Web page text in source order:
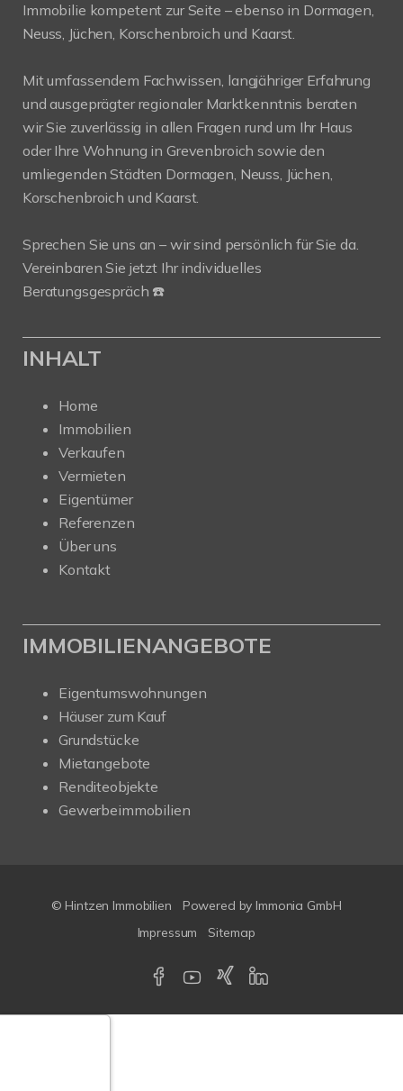
Immobilie kompetent zur Seite – ebenso in Dormagen,
Neuss, Jüchen, Korschenbroich und Kaarst.
Mit umfassendem Fachwissen, langjähriger Erfahrung
und ausgeprägter regionaler Marktkenntnis beraten
wir Sie zuverlässig in allen Fragen rund um Ihr Haus
oder Ihre Wohnung in Grevenbroich sowie den
umliegenden Städten Dormagen, Neuss, Jüchen,
Korschenbroich und Kaarst.
Sprechen Sie uns an – wir sind persönlich für Sie da.
Vereinbaren Sie jetzt Ihr individuelles
Beratungsgespräch ☎️
INHALT
Home
Immobilien
Verkaufen
Vermieten
Eigentümer
Referenzen
Über uns
Kontakt
IMMOBILIENANGEBOTE
Eigentumswohnungen
Häuser zum Kauf
Grundstücke
Mietangebote
Renditeobjekte
Gewerbeimmobilien
© Hintzen Immobilien
Powered by Immonia GmbH
Impressum
Sitemap